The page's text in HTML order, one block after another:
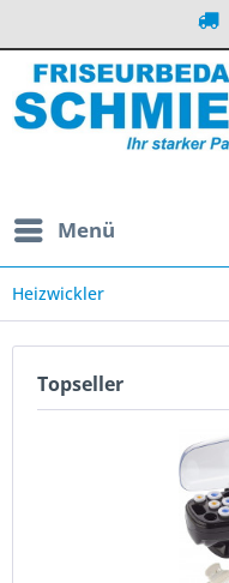
Menü
Heizwickler
Topseller